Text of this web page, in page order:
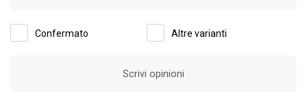
Confermato Altre varianti
Scrivi opinioni